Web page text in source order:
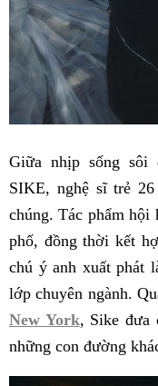
Giữa nhịp sống sôi
SIKE, nghệ sĩ trẻ
chúng. Tác phẩm hội
phố, đồng thời kết
chú ý anh xuất phát
lớp chuyên ngành.
New York, Sike đưa
những con đường